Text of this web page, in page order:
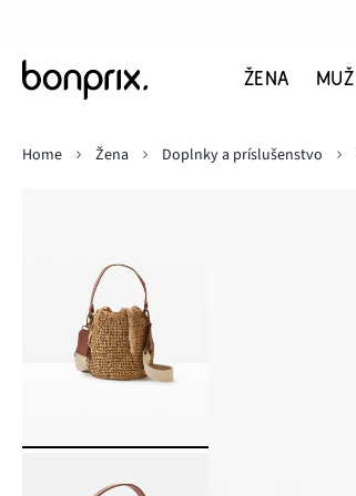
ŽENA MUŽ
Home
Žena Doplnky a príslušenstvo